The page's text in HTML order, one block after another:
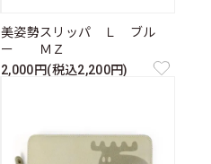
美姿勢スリッパ Ｌ ブル
ー ＭＺ
2,000円(税込2,200円)